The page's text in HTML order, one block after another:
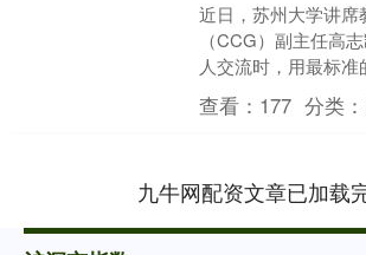
近日，苏州大学讲
（CCG）副主任高
人交流时，用最标
他就“啪嗒矮了半分”
凯说：“我跟印....
查看： 177 分类：
九牛网配资文章已加载